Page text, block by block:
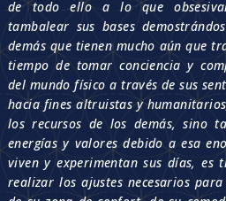
de todo ello a lo que
tambalear sus bases
demás que tienen mucho aún que
tiempo de tomar conciencia y
del mundo físico a través de sus
hacia fines altruistas y
los recursos de los demás, sino
energías y valores debido a esa
viven y experimentan sus días, es
realizar los ajustes necesarios